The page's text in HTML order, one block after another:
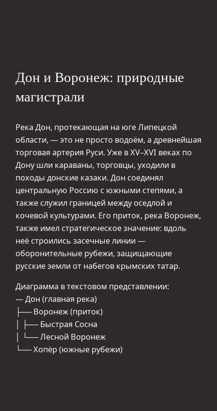
Дон и Воронеж: природные
магистрали
Река Дон, протекающая на юге Липецкой
области, — это не просто водоём, а древнейшая
торговая артерия Руси. Уже в XV–XVI веках по
Дону шли караваны, торговцы, уходили в
походы донские казаки. Дон соединял
центральную Россию с южными степями, а
также служил границей между оседлой и
кочевой культурами. Его приток, река Воронеж,
также имел стратегическое значение: вдоль
неё строились засечные линии —
оборонительные рубежи, защищающие
русские земли от набегов крымских татар.
Диаграмма в текстовом представлении:
— Дон (главная река)
├── Воронеж (приток)
│ ├── Быстрая Сосна
│ └── Лесной Воронеж
└── Хопёр (южные рубежи)